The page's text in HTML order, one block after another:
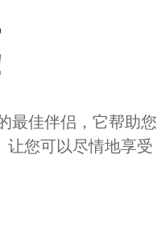
最佳伴侣，它帮助您
让您可以尽情地享受